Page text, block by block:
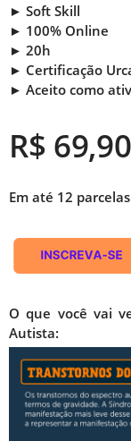
► Soft Skill
► 100% Online
► 20h
► Certificação
► Aceito como
R$ 69,90
Em até 12
O que você vai
Autista: